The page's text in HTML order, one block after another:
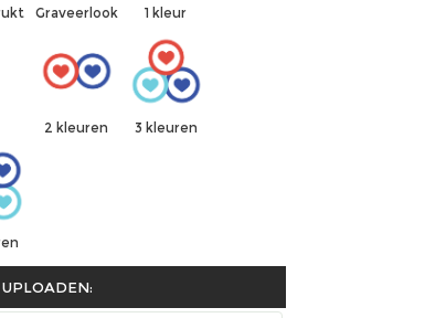
Graveerlook 1 kleur
2 kleuren 3 kleuren